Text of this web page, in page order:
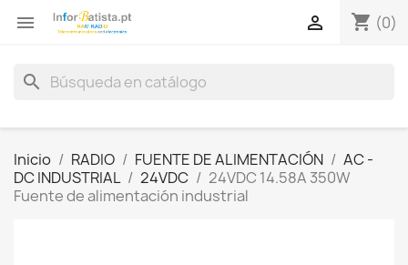
 shopping_cart (0)

search
Inicio RADIO FUENTE DE ALIMENTACIÓN
AC -
DC INDUSTRIAL
24VDC
24VDC 14.58A 350W
Fuente de alimentación industrial